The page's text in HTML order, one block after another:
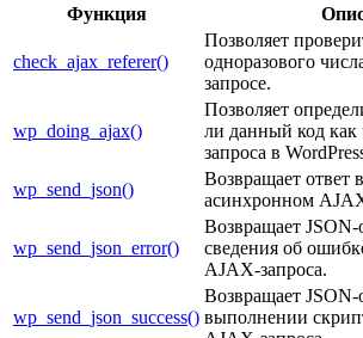
Функция
check_ajax_referer()
Позволяет
одноразового
запросе.
wp_doing_ajax()
Позволяет
ли данный код как
запроса в
wp_send_json()
Возвращает ответ
асинхронном
wp_send_json_error()
Возвращает
сведения об
AJAX-запроса.
wp_send_json_success()
Возвращает
выполнении